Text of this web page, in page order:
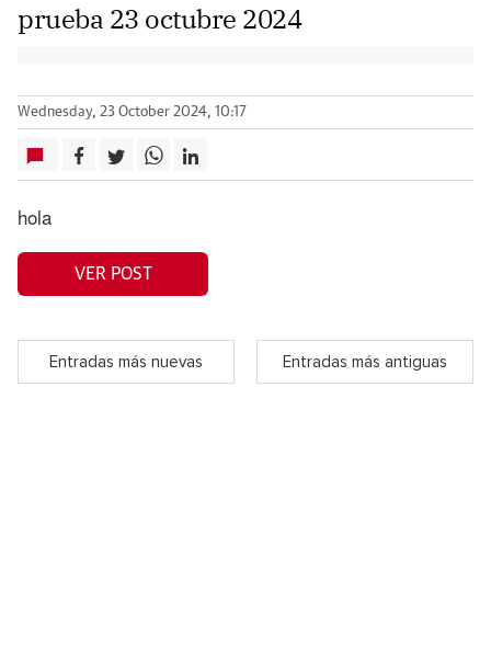
prueba 23 octubre 2024
Wednesday, 23 October 2024, 10:17
hola
VER POST
Entradas más nuevas Entradas más antiguas